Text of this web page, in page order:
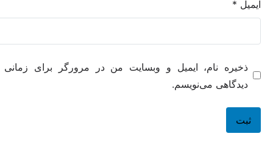
نام، ایمیل و وبسایت من در مرورگر برای زمانی که دوباره
می‌نویسم.